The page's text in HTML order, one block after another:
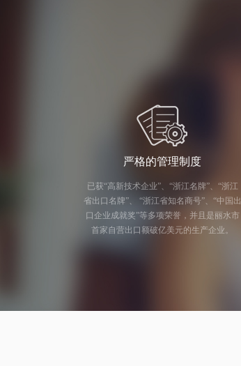
严格的管理制度
已获“高新技术企业”、“浙江名牌”、“浙江
省出口名牌”、 “浙江省知名商号”、“中国出
口企业成就奖”等多项荣誉，并且是丽水市
首家自营出口额破亿美元的生产企业。